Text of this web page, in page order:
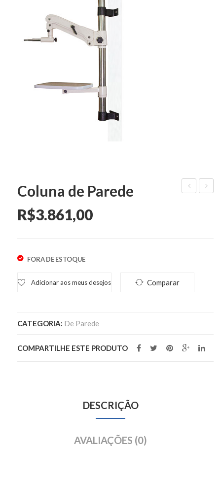
Coluna de Parede
R$3.861,00
FORA DE ESTOQUE
Adicionar aos meus desejos Comparar
CATEGORIA: De Parede
COMPARTILHE ESTE PRODUTO
DESCRIÇÃO
AVALIAÇÕES (0)